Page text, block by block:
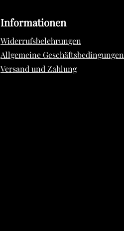
Informationen
Widerrufsbelehrungen
Allgemeine Geschäftsbedingungen
Versand und Zahlung